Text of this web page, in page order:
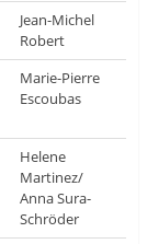
Jean-Michel
Robert
Marie-Pierre
Escoubas
Helene
Martinez/
Anna Sura-
Schröder